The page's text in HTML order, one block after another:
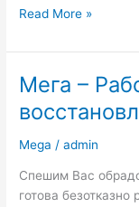
Read More »
Мега –
Mega /admin
Спешим Вас
готова
Мега
Работа
площадки
восстановлена!